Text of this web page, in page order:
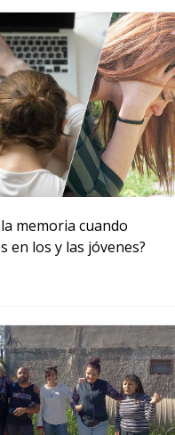
memoria cuando
en los y las jóvenes?